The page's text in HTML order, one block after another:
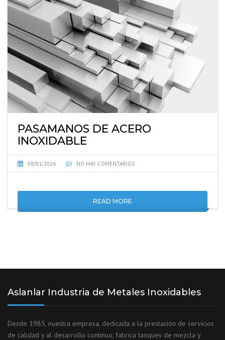
PASAMANOS DE ACERO
INOXIDABLE
08/01/2026 NO HAY COMENTARIOS
READ MORE
Aslanlar Industria de Metales Inoxidables
Desde 1985, nuestra empresa, dedicada a la prestación de servicios
de calidad y al desarrollo continuo, fabrica tanques de mezcla y